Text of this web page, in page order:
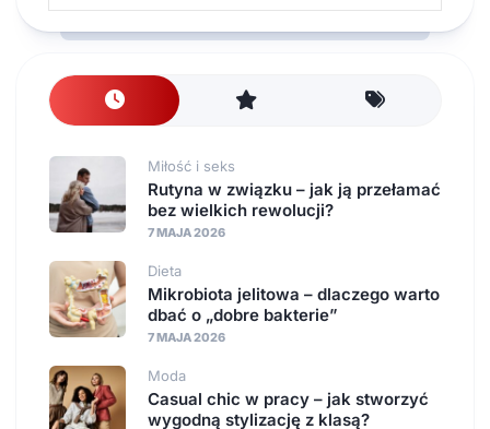
Miłość i seks
Rutyna w związku – jak ją przełamać
bez wielkich rewolucji?
7 MAJA 2026
Dieta
Mikrobiota jelitowa – dlaczego warto
dbać o „dobre bakterie”
7 MAJA 2026
Moda
Casual chic w pracy – jak stworzyć
wygodną stylizację z klasą?